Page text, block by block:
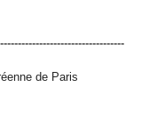
de Paris